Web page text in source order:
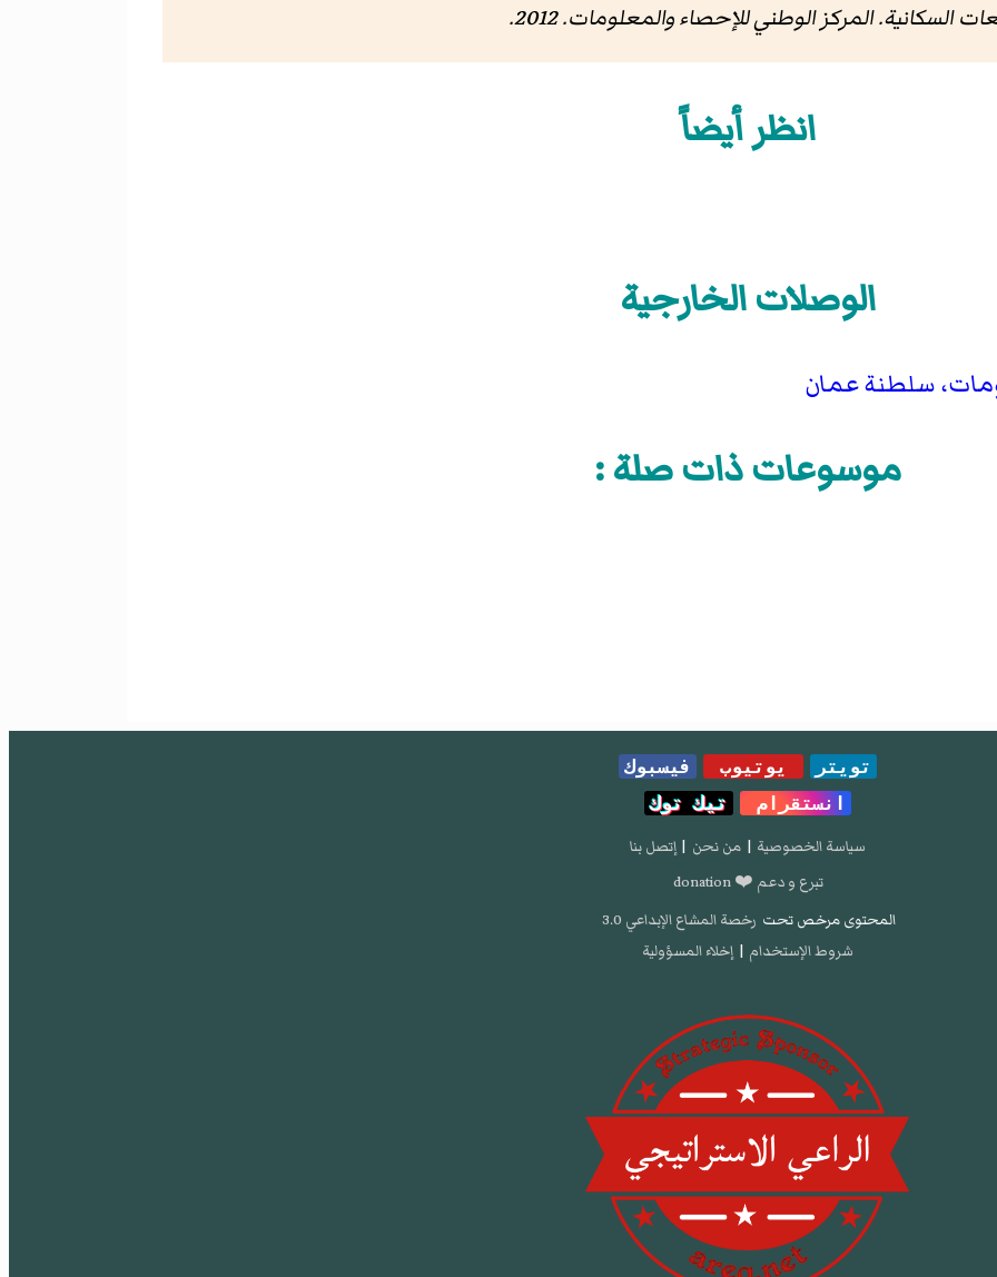
. المركز الوطني للإحصاء والمعلومات. 2012.
انظر أيضاً
الوصلات الخارجية
سلطنة عمان
موسوعات ذات صلة :
تويتر يوتيوب
فيسبوك
انستقرام
تيك توك
سياسة الخصوصية | من نحن | إتصل بنا
تبرع و دعم ❤️ donation
المحتوى مرخص تحت رخصة المشاع الإبداعي 3.0
شروط الإستخدام | إخلاء المسؤولية